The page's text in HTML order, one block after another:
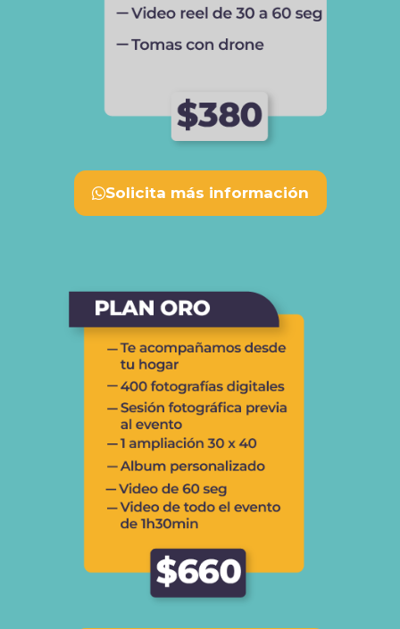
Solicita más información